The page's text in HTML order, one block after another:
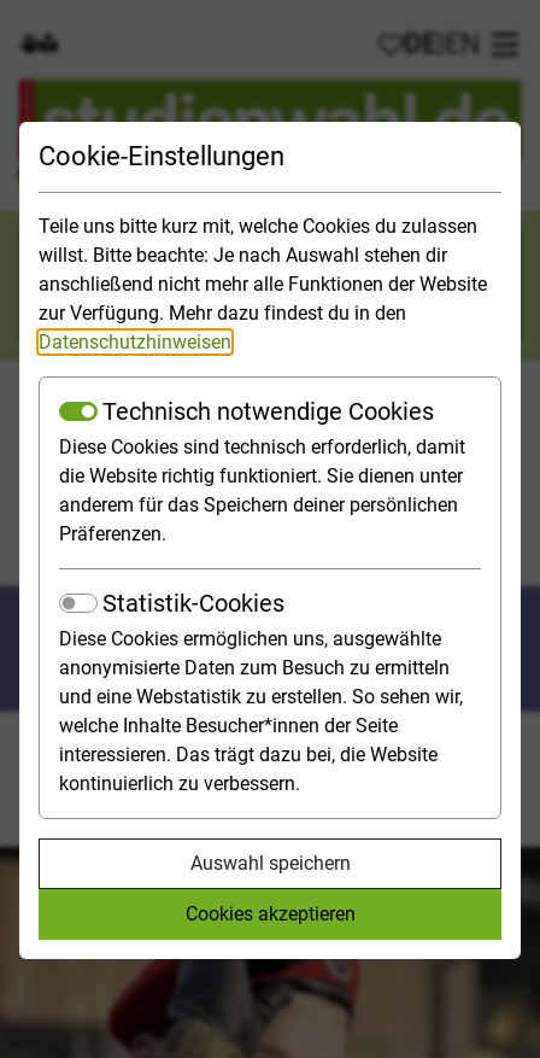
Cookie-Einstellungen
Teile uns bitte kurz mit, welche Cookies du zulassen
willst. Bitte beachte: Je nach Auswahl stehen dir
anschließend nicht mehr alle Funktionen der Website
zur Verfügung. Mehr dazu findest du in den
Datenschutzhinweisen
Technisch notwendige Cookies
Diese Cookies sind technisch erforderlich, damit
die Website richtig funktioniert. Sie dienen unter
anderem für das Speichern deiner persönlichen
Präferenzen.
Statistik-Cookies
Diese Cookies ermöglichen uns, ausgewählte
anonymisierte Daten zum Besuch zu ermitteln
und eine Webstatistik zu erstellen. So sehen wir,
welche Inhalte Besucher*innen der Seite
interessieren. Das trägt dazu bei, die Website
kontinuierlich zu verbessern.
Auswahl speichern
Cookies akzeptieren
Gebärdensprache
Leichte Sprache
Meine
DE EN
Suchkategorie
Orientieren Studieninfos Studienfelder
StartseiteTop-Themen
Perspektive: Offizier bei der
Luftwaffe
Um zu testen, ob die Arbeit im Militärdienst das
Richtige für ihn ist, nutzte Bastian (21) den Freiwilligen
Wehrdienst der Bundeswehr (FWD).